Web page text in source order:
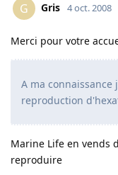
G Gris 4 oct. 2008
Merci pour votre
A ma
reproduction
Marine Life en vends
reproduire